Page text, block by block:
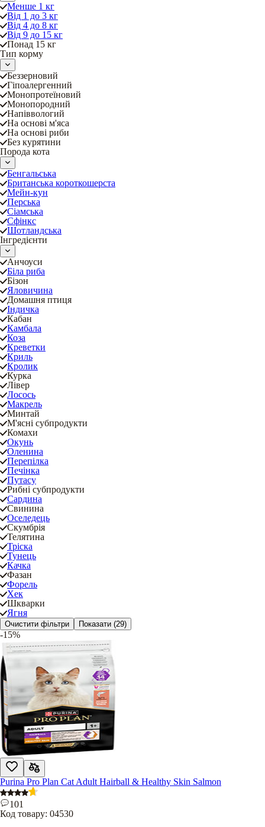
Менше 1 кг
Від 1 до 3 кг
Від 4 до 8 кг
Від 9 до 15 кг
Понад 15 кг
Тип корму
Беззерновий
Гіпоалергенний
Монопротеїновий
Монопородний
Напіввологий
На основі м'яса
На основі риби
Без курятини
Порода кота
Бенгальська
Британська короткошерста
Мейн-кун
Перська
Сіамська
Сфінкс
Шотландська
Інгредієнти
Анчоуси
Біла риба
Бізон
Яловичина
Домашня птиця
Індичка
Кабан
Камбала
Коза
Креветки
Криль
Кролик
Курка
Лівер
Лосось
Макрель
Минтай
М'ясні субпродукти
Комахи
Окунь
Оленина
Перепілка
Печінка
Путасу
Рибні субпродукти
Сардина
Свинина
Оселедець
Скумбрія
Телятина
Тріска
Тунець
Качка
Фазан
Форель
Хек
Шкварки
Ягня
Очистити фільтри Показати (29)
-15%
Purina Pro Plan Cat Adult Hairball & Healthy Skin Salmon
101
Код товару: 04530